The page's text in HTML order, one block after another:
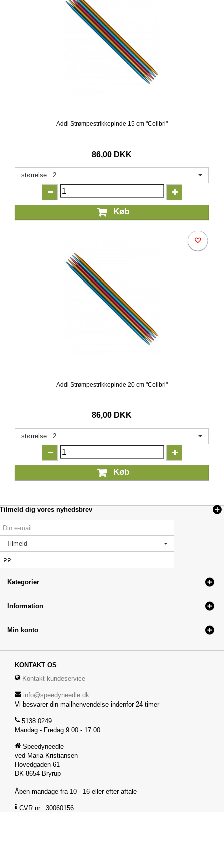
Addi Strømpestrikkepinde 15 cm "Colibri"
86,00 DKK
størrelse:: 2
Køb
Addi Strømpestrikkepinde 20 cm "Colibri"
86,00 DKK
størrelse:: 2
Køb
Tilmeld dig vores nyhedsbrev
Tilmeld
Kategorier
Information
Min konto
KONTAKT OS
Kontakt kundeservice
info@speedyneedle.dk
Vi besvarer din mailhenvendelse indenfor 24 timer
5138 0249
Mandag - Fredag 9.00 - 17.00
Speedyneedle
ved Maria Kristiansen
Hovedgaden 61
DK-8654 Bryrup
Åben mandage fra 10 - 16 eller efter aftale
CVR nr.: 30060156